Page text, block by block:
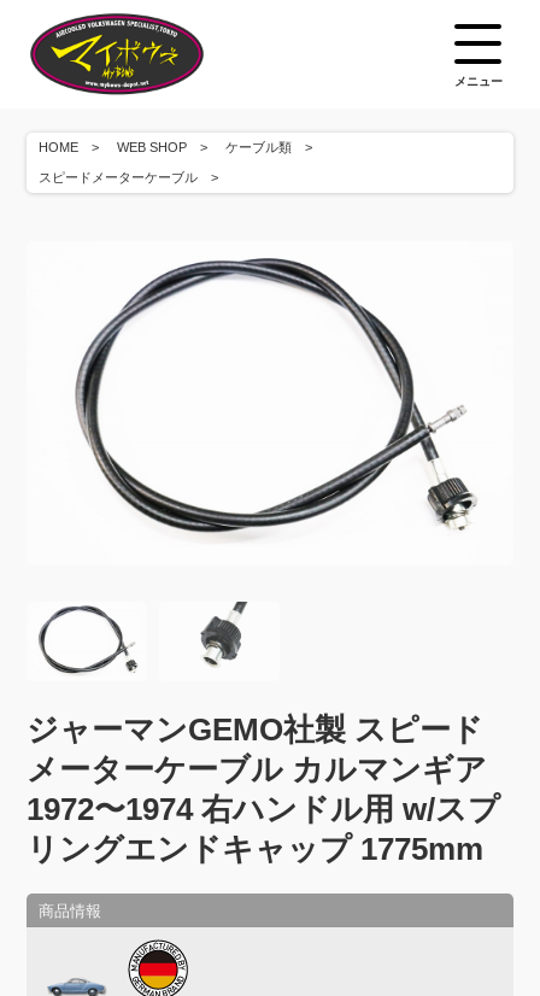
メニュー
HOME WEB SHOP ケーブル類
スピードメーターケーブル
ジャーマンGEMO社製 スピード
メーターケーブル カルマンギア
1972〜1974 右ハンドル用 w/スプ
リングエンドキャップ 1775mm